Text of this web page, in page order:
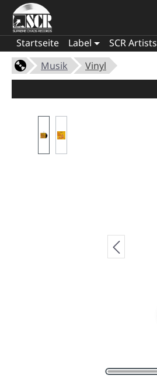
Startseite Label SCR Artists
Musik
Vinyl